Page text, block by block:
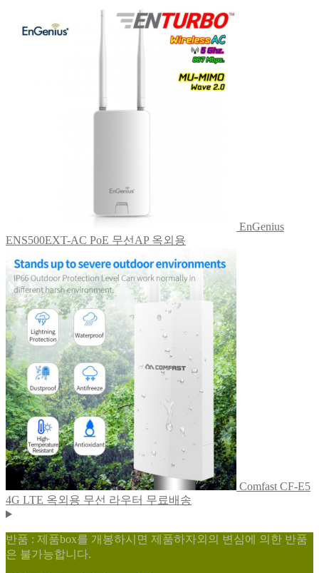
EnGenius
ENS500EXT-AC PoE 무선AP 옥외용
Comfast CF-E5
4G LTE 옥외용 무선 라우터 무료배송
반품 : 제품box를 개봉하시면 제품하자외의 변심에 의한 반품
은 불가능합니다.